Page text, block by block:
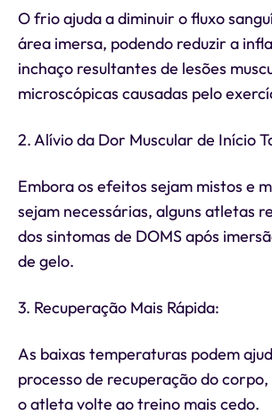
O frio ajuda a diminuir o fluxo
área imersa, podendo reduzir a
inchaço resultantes de lesões
microscópicas causadas pelo
2. Alívio da Dor Muscular de Início
Embora os efeitos sejam mistos e
sejam necessárias, alguns atletas
dos sintomas de DOMS após
de gelo.
3. Recuperação Mais Rápida:
As baixas temperaturas podem
processo de recuperação do
o atleta volte ao treino mais cedo.